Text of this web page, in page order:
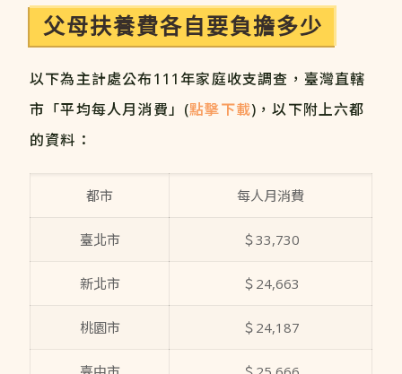
父母扶養費各自要負擔多少
以下為主計處公布111年家庭收支調查，臺灣直轄
市「平均每人月消費」(點擊下載)，以下附上六都
的資料：
都市 每人月消費
臺北市 ＄33,730
新北市 ＄24,663
桃園市 ＄24,187